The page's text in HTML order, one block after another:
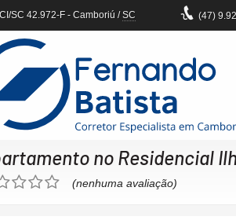
SC 42.972-F - Camboriú /SC (47)
no Residencial
(nenhuma avaliação)